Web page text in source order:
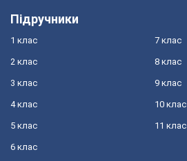
Підручники
1 клас
2 клас
3 клас
4 клас
5 клас
6 клас
7 клас
8 клас
9 клас
10 клас
11 клас